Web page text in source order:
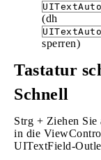
(dh
sperren)
Tastatur
Schnell
Strg + Ziehen
in die
UITextField-